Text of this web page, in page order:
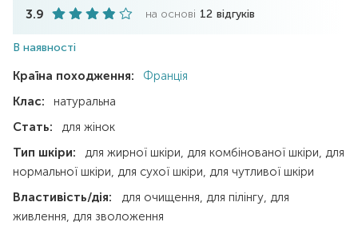
3.9 на основі 12 відгуків
В наявності
Країна походження:
Франція
Клас:
натуральна
Стать:
для жінок
Тип шкіри:
для жирної шкіри для комбінованої шкіри
нормальної шкіри для сухої шкіри для чутливої шкіри
Властивість/дія:
для очищення для пілінгу
живлення для зволоження